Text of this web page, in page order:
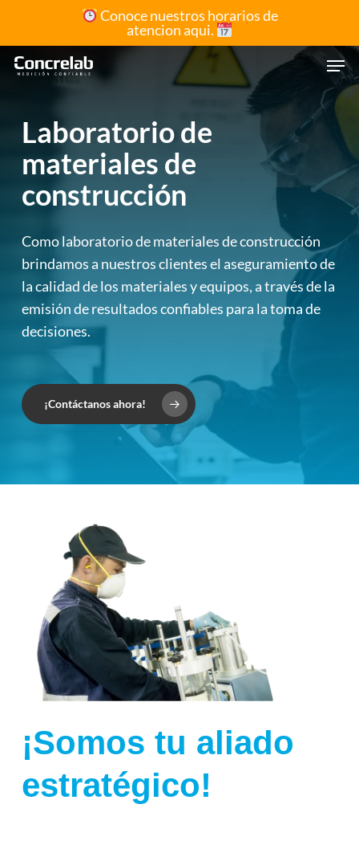
main
content
Conoce nuestros horarios de
atencion aqui.
Laboratorio de
materiales de
construcción
Como laboratorio de materiales de construcción
brindamos a nuestros clientes el aseguramiento de
la calidad de los materiales y equipos, a través de la
emisión de resultados confiables para la toma de
decisiones.
¡Contáctanos ahora!
¡Somos tu aliado
estratégico!
Close
Menu